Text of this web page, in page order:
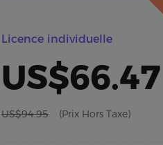
Licence individuelle
US$66.47
US$94.95 (Prix Hors Taxe)